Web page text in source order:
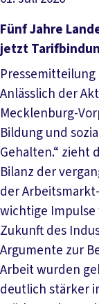
Artikel lesen
Fünf Jahre
jetzt
Pressemitteilung
Anlässlich der
Mecklenburg-
Bildung und
Gehalten.“ zieht
Bilanz der
der
wichtige
Zukunft des
Argumente zur
Arbeit wurden
deutlich stärker